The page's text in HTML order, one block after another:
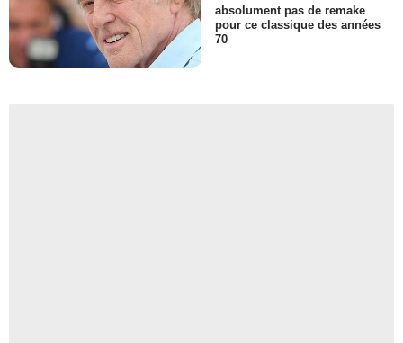
absolument pas de remake
pour ce classique des années
70